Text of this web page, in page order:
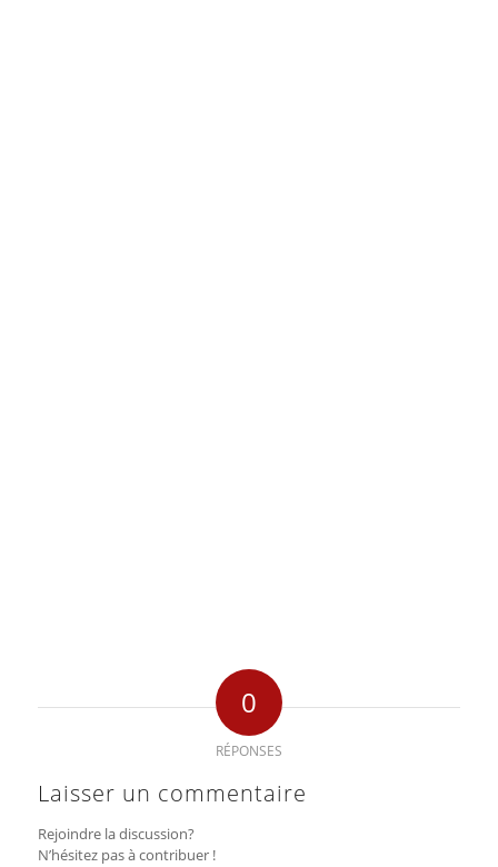
0
RÉPONSES
Laisser un commentaire
Rejoindre la discussion?
N’hésitez pas à contribuer !